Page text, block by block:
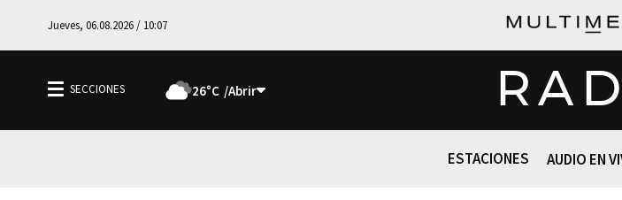
Jueves, 06.08.2026 / 10:07
26°C
ESTACIONES AUDIO EN